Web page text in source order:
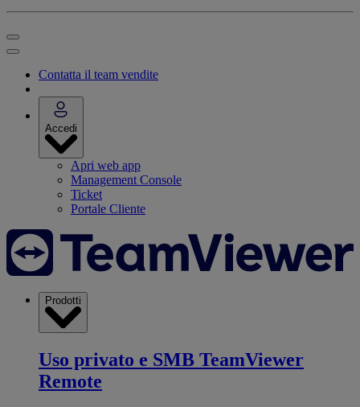
Contatta il team vendite
Accedi
Apri web app
Management Console
Ticket
Portale Cliente
Prodotti
Uso privato e SMB TeamViewer
Remote